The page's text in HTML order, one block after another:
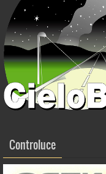
Controluce